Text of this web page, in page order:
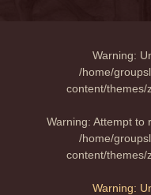
Warning:
/home/
content/themes/
Warning: Attempt to
/home/
content/themes/
Warning: